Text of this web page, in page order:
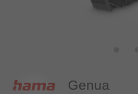
Genua